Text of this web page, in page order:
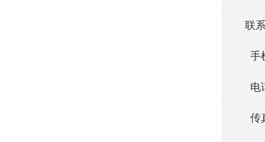
联
手
电
传